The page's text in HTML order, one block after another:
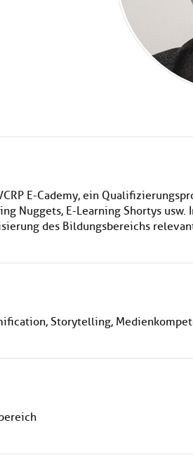
E-Cademy, ein
Nuggets, E-Learning Shortys
des Bildungsbereichs
Storytelling,